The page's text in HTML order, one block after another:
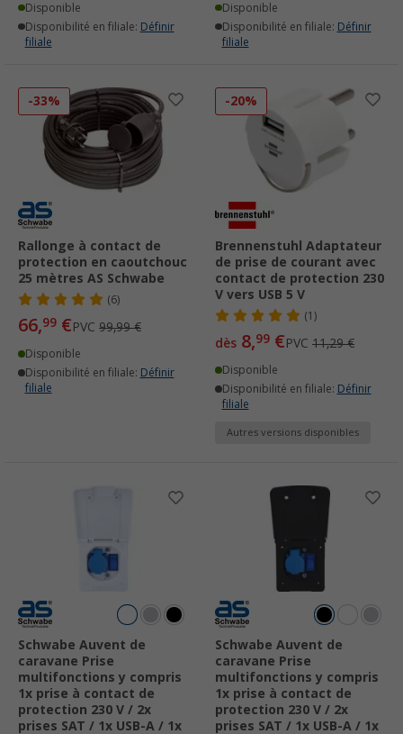
Disponible
Disponibilité en filiale: Définir
filiale
Disponible
Disponibilité en filiale: Définir
filiale
-33%
Rallonge à contact de
protection en caoutchouc
25 mètres AS Schwabe
(6)
66,99 €PVC 99,99 €
Disponible
Disponibilité en filiale: Définir
filiale
-20%
Brennenstuhl Adaptateur
de prise de courant avec
contact de protection 230
V vers USB 5 V
(1)
dès 8,99 €PVC 11,29 €
Disponible
Disponibilité en filiale: Définir
filiale
Autres versions disponibles
Schwabe Auvent de
caravane Prise
multifonctions y compris
1x prise à contact de
protection 230 V / 2x
prises SAT / 1x USB-A / 1x
Schwabe Auvent de
caravane Prise
multifonctions y compris
1x prise à contact de
protection 230 V / 2x
prises SAT / 1x USB-A / 1x